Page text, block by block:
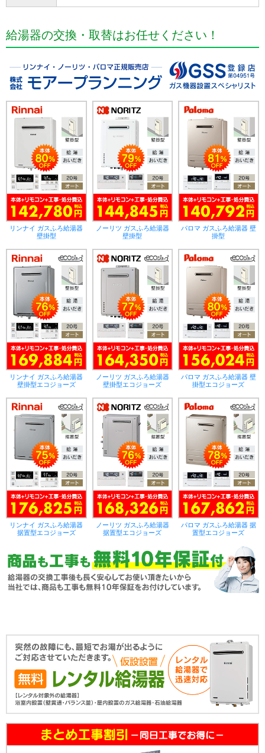
給湯器の交換・取替はお任せください！
リンナイ ガスふろ給湯器
壁掛型
ノーリツ ガスふろ給湯器
壁掛型
パロマ ガスふろ給湯器 壁
掛型
リンナイ ガスふろ給湯器
壁掛型エコジョーズ
ノーリツ ガスふろ給湯器
壁掛型エコジョーズ
パロマ ガスふろ給湯器 壁
掛型エコジョーズ
リンナイ ガスふろ給湯器
据置型エコジョーズ
ノーリツ ガスふろ給湯器
据置型エコジョーズ
パロマ ガスふろ給湯器 据
置型エコジョーズ